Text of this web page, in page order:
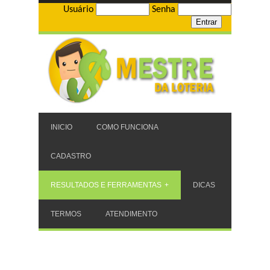
Usuário Senha
INICIO COMO FUNCIONA
CADASTRO
RESULTADOS E FERRAMENTAS DICAS
TERMOS ATENDIMENTO